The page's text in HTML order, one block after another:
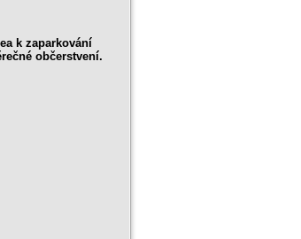
k zaparkování
občerstvení.